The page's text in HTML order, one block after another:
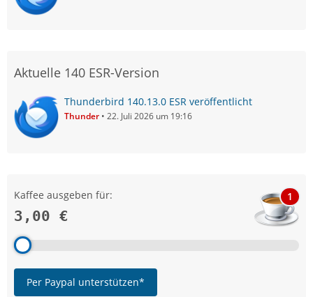
Aktuelle 140 ESR-Version
Thunderbird 140.13.0 ESR veröffentlicht
Thunder 22. Juli 2026 um 19:16
Kaffee ausgeben für:
3,00 €
1
Per Paypal unterstützen*